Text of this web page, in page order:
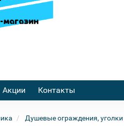
Акции Контакты
Душевые ограждения,